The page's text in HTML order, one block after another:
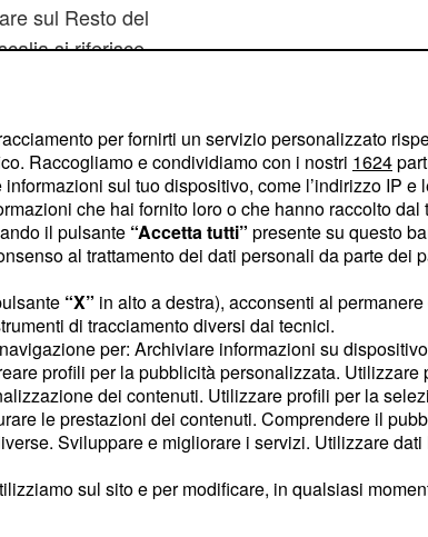
sul Resto del
si riferisce
Napolitano
di Dio”.
Gazzettino.
E subito
"Il Pdl
spalle, mentre
in utilitaria al
per fornirti un servizio personalizzato
Raccogliamo e condividiamo con i nostri 1624
sul tuo dispositivo, come l’indirizzo IP e
che hai fornito loro o che hanno raccolto
il pulsante “Accetta tutti” presente su questo
al trattamento dei dati personali da parte dei
“X” in alto a destra), acconsenti al
di tracciamento diversi dai tecnici.
per: Archiviare informazioni su
profili per la pubblicità personalizzata.
dei contenuti. Utilizzare profili per la
le prestazioni dei contenuti. Comprendere il
Sviluppare e migliorare i servizi. Utilizzare
sul sito e per modificare, in qualsiasi